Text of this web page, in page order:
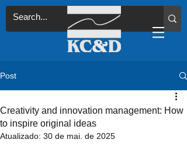
Post
Creativity and innovation management: How
to inspire original ideas
Atualizado: 30 de mai. de 2025